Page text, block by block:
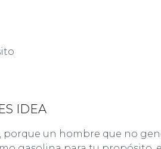
IDEA
un hombre que no